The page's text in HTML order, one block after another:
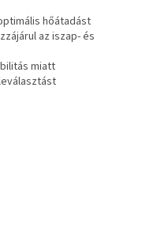
hőátadást
az iszap- és
miatt